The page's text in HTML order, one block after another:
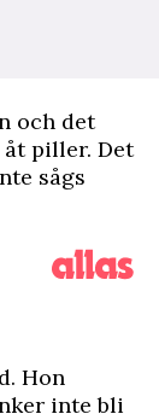
och det
åt piller. Det
sågs
Hon
inte bli